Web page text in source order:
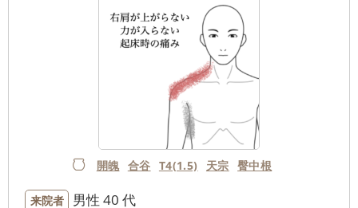
開魄 合谷 T4(1.5) 天宗 臀中根
来院者 男性 40 代